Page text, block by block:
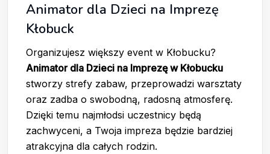
Animator dla Dzieci na Imprezę
Kłobuck
Organizujesz większy event w Kłobucku?
Animator dla Dzieci na Imprezę w Kłobucku
stworzy strefy zabaw, przeprowadzi warsztaty
oraz zadba o swobodną, radosną atmosferę.
Dzięki temu najmłodsi uczestnicy będą
zachwyceni, a Twoja impreza będzie bardziej
atrakcyjna dla całych rodzin.